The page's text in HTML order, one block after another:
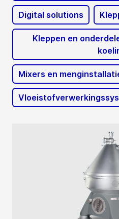
Digital solutions
Kleppen en
Mixers en